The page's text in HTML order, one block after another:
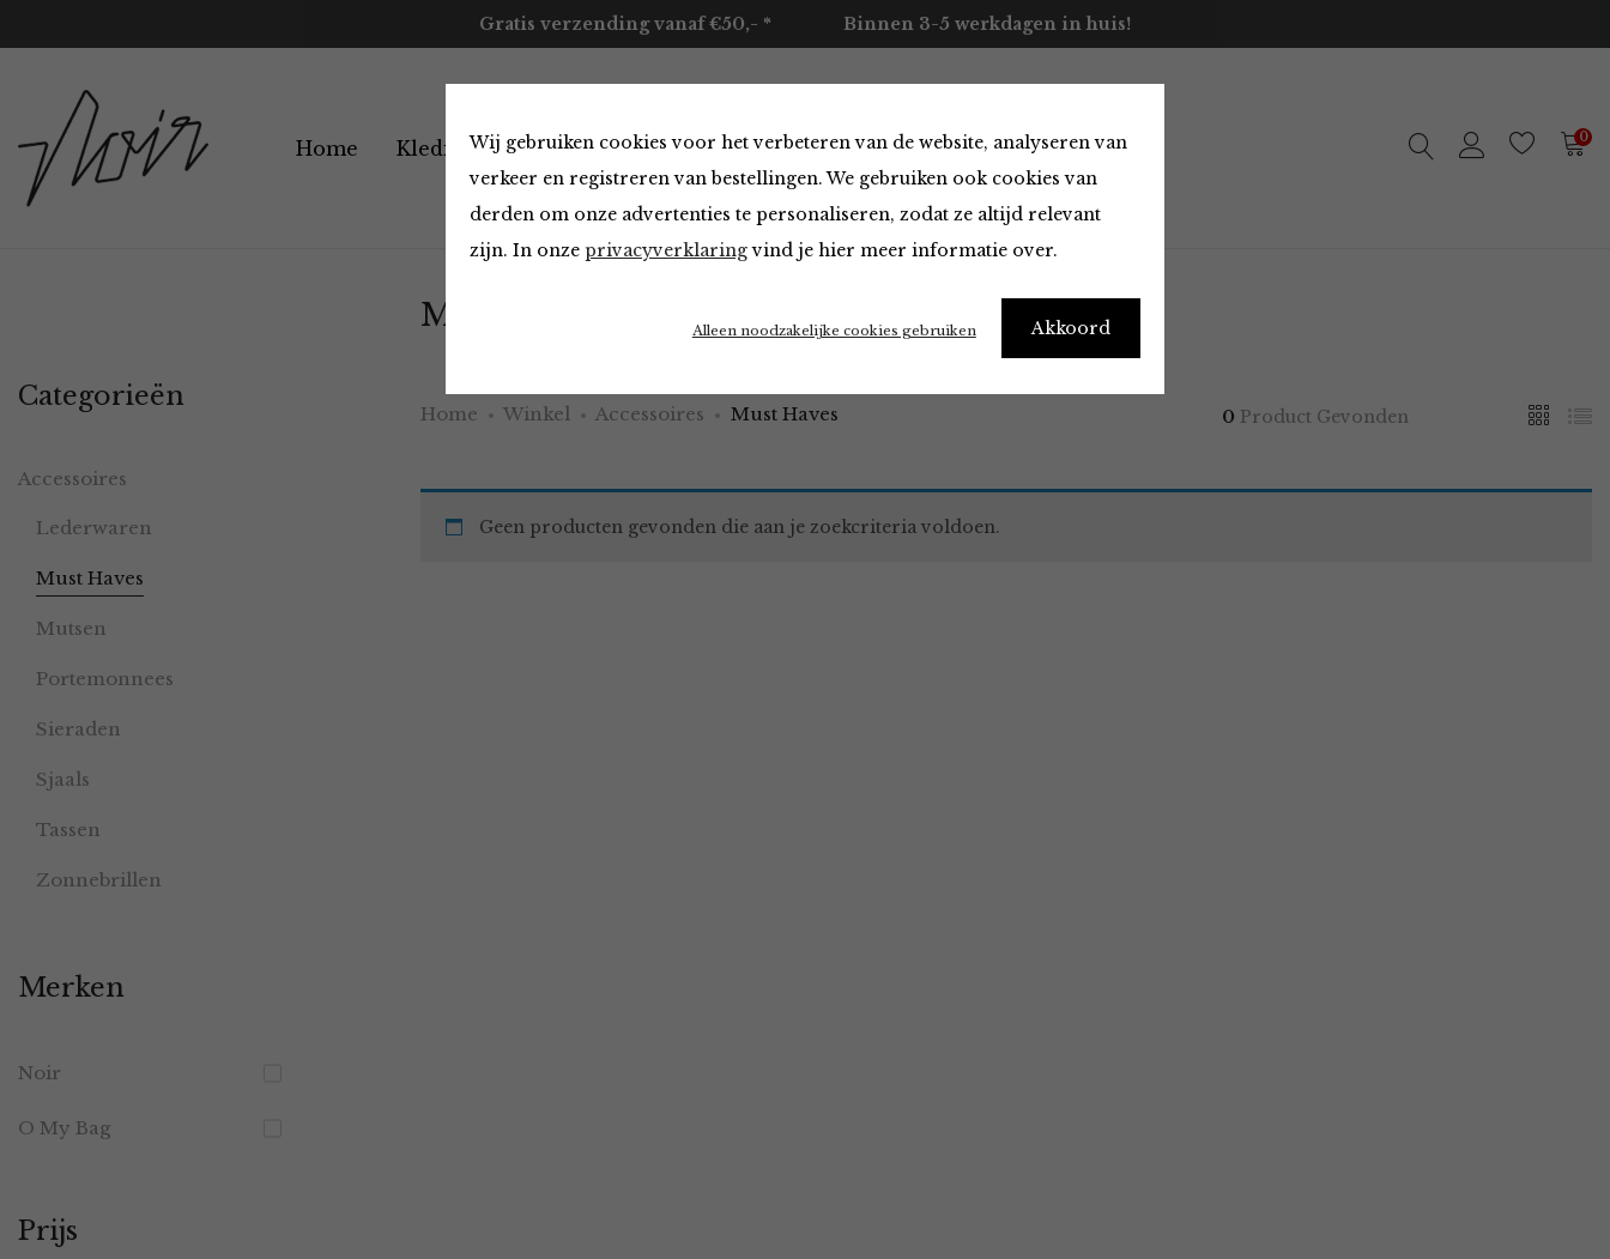
Wij gebruiken cookies voor het verbeteren van de website, analyseren van
verkeer en registreren van bestellingen. We gebruiken ook cookies van
derden om onze advertenties te personaliseren, zodat ze altijd relevant
zijn. In onze privacyverklaringvind je hier meer informatie over.
Akkoord
Alleen noodzakelijke cookies gebruiken
Gratis verzending vanaf €50,- * Binnen 3-5 werkdagen in huis!
Home Kleding Accessoires Merken Over ons Contact 0
Must Haves
Home Winkel Accessoires Must Haves 0 Product Gevonden
Geen producten gevonden die aan je zoekcriteria voldoen.
Categorieën
Accessoires
Lederwaren
Must Haves
Mutsen
Portemonnees
Sieraden
Sjaals
Tassen
Zonnebrillen
Merken
Noir
O My Bag
Prijs